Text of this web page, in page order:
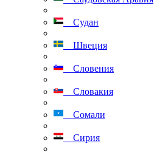
Судан
Швеция
Словения
Словакия
Сомали
Сирия